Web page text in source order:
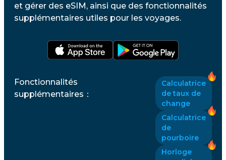
et gérer des eSIM, ainsi que des fonctionnalités
supplémentaires utiles pour les voyages.
Fonctionnalités
supplémentaires ：
Calculatrice
de taux de
change
Calculatrice
de
pourboire
Horloge